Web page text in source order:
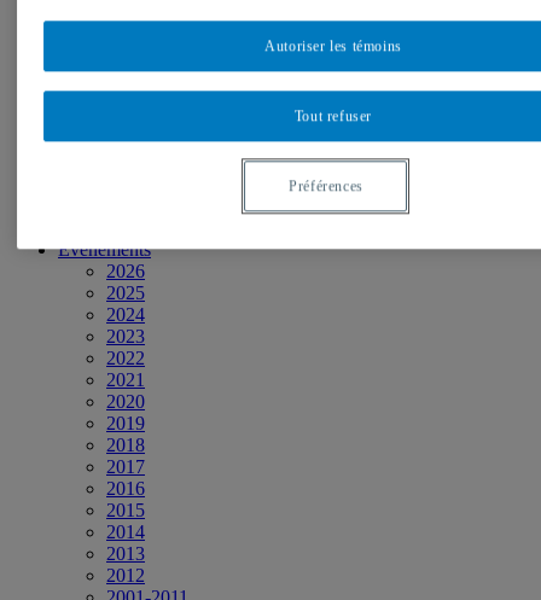
Formation
Cours et programmes de formation
Ressources en ERE
Vers une Stratégie québécoise
Contributions aux débats publics
Événements
2026
2025
2024
2023
2022
2021
2020
2019
2018
2017
2016
2015
2014
2013
2012
Tout refuser
Autoriser les témoins
Préférences